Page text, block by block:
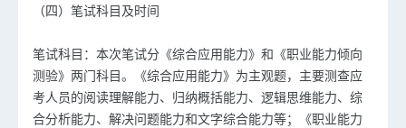
（四）笔试科目及时间
笔试科目：本次笔试分《综合应用能力》和《职业能力倾向
测验》两门科目。《综合应用能力》为主观题，主要测查应
考人员的阅读理解能力、归纳概括能力、逻辑思维能力、综
合分析能力、解决问题能力和文字综合能力等；《职业能力